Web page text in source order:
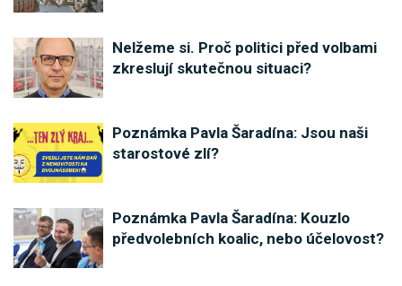
Nelžeme si. Proč politici před volbami
zkreslují skutečnou situaci?
Poznámka Pavla Šaradína: Jsou naši
starostové zlí?
Poznámka Pavla Šaradína: Kouzlo
předvolebních koalic, nebo účelovost?